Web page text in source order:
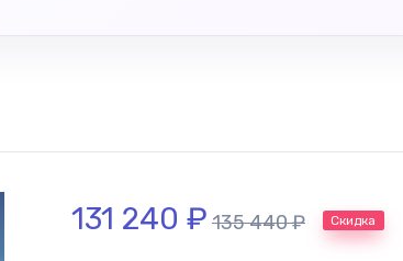
131 240 ₽ 135 440₽ Скидка